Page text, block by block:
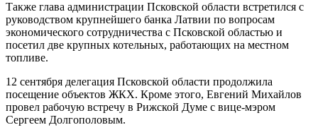
Также глава администрации Псковской области встретился с
руководством крупнейшего банка Латвии по вопросам
экономического сотрудничества с Псковской областью и
посетил две крупных котельных, работающих на местном
топливе.
12 сентября делегация Псковской области продолжила
посещение объектов ЖКХ. Кроме этого, Евгений Михайлов
провел рабочую встречу в Рижской Думе с вице-мэром
Сергеем Долгополовым.